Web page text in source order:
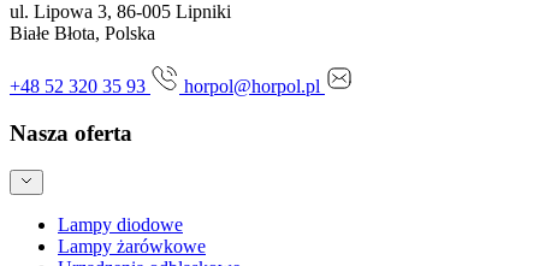
ul. Lipowa 3, 86-005 Lipniki
Białe Błota, Polska
+48 52 320 35 93 horpol@horpol.pl
Nasza oferta
Lampy diodowe
Lampy żarówkowe